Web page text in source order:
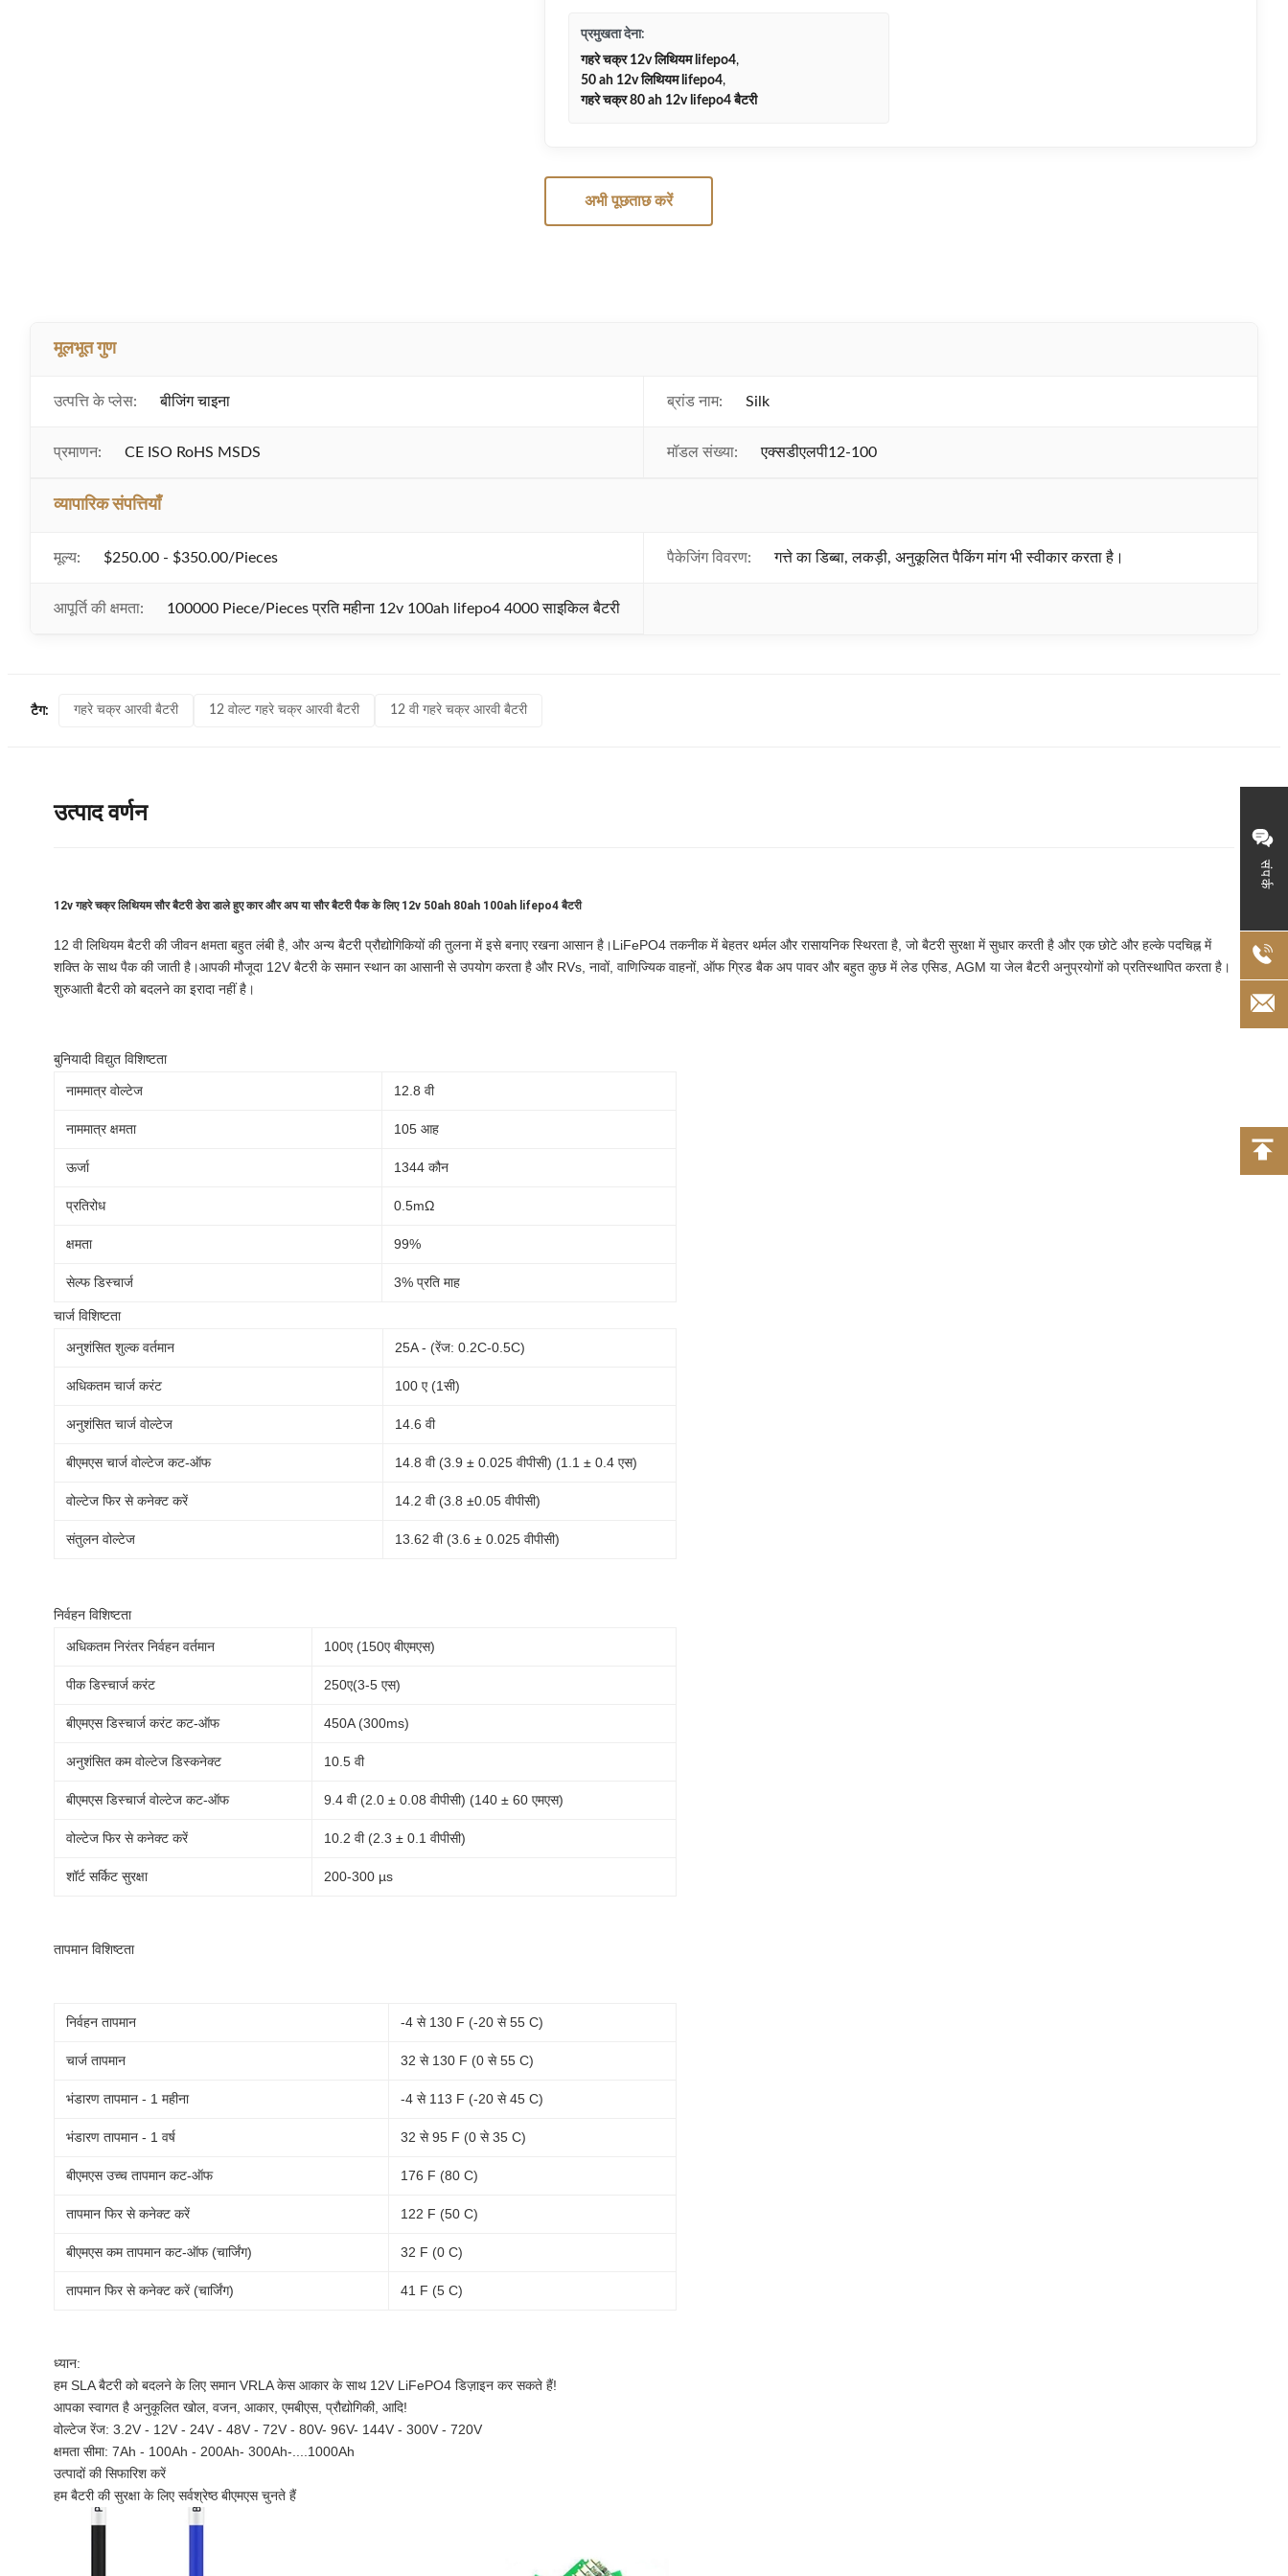
संपर्क
प्रमुखता देना:
गहरे चक्र 12v लिथियम lifepo4,
50 ah 12v लिथियम lifepo4,
गहरे चक्र 80 ah 12v lifepo4 बैटरी
अभी पूछताछ करें
मूलभूत गुण
उत्पत्ति के प्लेस: बीजिंग चाइना ब्रांड नाम: Silk
प्रमाणन: CE ISO RoHS MSDS मॉडल संख्या: एक्सडीएलपी12-100
व्यापारिक संपत्तियाँ
मूल्य: $250.00 - $350.00/Pieces पैकेजिंग विवरण: गत्ते का डिब्बा, लकड़ी, अनुकूलित पैकिंग मांग भी स्वीकार करता है।
आपूर्ति की क्षमता: 100000 Piece/Pieces प्रति महीना 12v 100ah lifepo4 4000 साइकिल बैटरी
टैग: गहरे चक्र आरवी बैटरी 12 वोल्ट गहरे चक्र आरवी बैटरी 12 वी गहरे चक्र आरवी बैटरी
उत्पाद वर्णन
12v गहरे चक्र लिथियम सौर बैटरी डेरा डाले हुए कार और अप या सौर बैटरी पैक के लिए 12v 50ah 80ah 100ah lifepo4 बैटरी
12 वी लिथियम बैटरी की जीवन क्षमता बहुत लंबी है, और अन्य बैटरी प्रौद्योगिकियों की तुलना में इसे बनाए रखना आसान है।LiFePO4 तकनीक में बेहतर थर्मल और रासायनिक स्थिरता है, जो बैटरी सुरक्षा में सुधार करती है और एक छोटे और हल्के पदचिह्न में
शक्ति के साथ पैक की जाती है।आपकी मौजूदा 12V बैटरी के समान स्थान का आसानी से उपयोग करता है और RVs, नावों, वाणिज्यिक वाहनों, ऑफ ग्रिड बैक अप पावर और बहुत कुछ में लेड एसिड, AGM या जेल बैटरी अनुप्रयोगों को प्रतिस्थापित करता है।
शुरुआती बैटरी को बदलने का इरादा नहीं है।
बुनियादी विद्युत विशिष्टता
नाममात्र वोल्टेज 12.8 वी
नाममात्र क्षमता 105 आह
ऊर्जा 1344 कौन
प्रतिरोध 0.5mΩ
क्षमता 99%
सेल्फ डिस्चार्ज 3% प्रति माह
चार्ज विशिष्टता
अनुशंसित शुल्क वर्तमान 25A - (रेंज: 0.2C-0.5C)
अधिकतम चार्ज करंट 100 ए (1सी)
अनुशंसित चार्ज वोल्टेज 14.6 वी
बीएमएस चार्ज वोल्टेज कट-ऑफ 14.8 वी (3.9 ± 0.025 वीपीसी) (1.1 ± 0.4 एस)
वोल्टेज फिर से कनेक्ट करें 14.2 वी (3.8 ±0.05 वीपीसी)
संतुलन वोल्टेज 13.62 वी (3.6 ± 0.025 वीपीसी)
निर्वहन विशिष्टता
अधिकतम निरंतर निर्वहन वर्तमान 100ए (150ए बीएमएस)
पीक डिस्चार्ज करंट 250ए(3-5 एस)
बीएमएस डिस्चार्ज करंट कट-ऑफ 450A (300ms)
अनुशंसित कम वोल्टेज डिस्कनेक्ट 10.5 वी
बीएमएस डिस्चार्ज वोल्टेज कट-ऑफ 9.4 वी (2.0 ± 0.08 वीपीसी) (140 ± 60 एमएस)
वोल्टेज फिर से कनेक्ट करें 10.2 वी (2.3 ± 0.1 वीपीसी)
शॉर्ट सर्किट सुरक्षा 200-300 µs
तापमान विशिष्टता
निर्वहन तापमान -4 से 130 F (-20 से 55 C)
चार्ज तापमान 32 से 130 F (0 से 55 C)
भंडारण तापमान - 1 महीना -4 से 113 F (-20 से 45 C)
भंडारण तापमान - 1 वर्ष 32 से 95 F (0 से 35 C)
बीएमएस उच्च तापमान कट-ऑफ 176 F (80 C)
तापमान फिर से कनेक्ट करें 122 F (50 C)
बीएमएस कम तापमान कट-ऑफ (चार्जिंग) 32 F (0 C)
तापमान फिर से कनेक्ट करें (चार्जिंग) 41 F (5 C)
ध्यान:
हम SLA बैटरी को बदलने के लिए समान VRLA केस आकार के साथ 12V LiFePO4 डिज़ाइन कर सकते हैं!
आपका स्वागत है अनुकूलित खोल, वजन, आकार, एमबीएस, प्रौद्योगिकी, आदि!
वोल्टेज रेंज: 3.2V - 12V - 24V - 48V - 72V - 80V- 96V- 144V - 300V - 720V
क्षमता सीमा: 7Ah - 100Ah - 200Ah- 300Ah-....1000Ah
उत्पादों की सिफारिश करें
हम बैटरी की सुरक्षा के लिए सर्वश्रेष्ठ बीएमएस चुनते हैं